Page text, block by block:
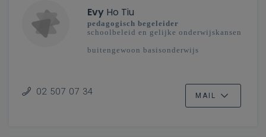
Evy Ho Tiu
pedagogisch begeleider
schoolbeleid en gelijke onderwijskansen
buitengewoon basisonderwijs
02 507 07 34 MAIL